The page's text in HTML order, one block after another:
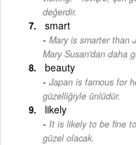
değerdir.
smart
Mary is smarter than
Mary Susan'dan daha
beauty
Japan is famous for
güzelliğiyle ünlüdür.
likely
It is likely to be fine
güzel olacak.